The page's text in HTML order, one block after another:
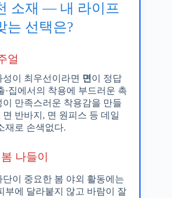
소재 — 내 라이프
는 선택은?
얼
이 최우선이라면 면 이 정답
·집에서의 착용에 부드러운 촉
만족스러운 착용감을 만들
반바지, 면 원피스 등 데일
재로 손색없다.
나들이
이 중요한 봄 야외 활동에는
부에 달라붙지 않고 바람이 잘